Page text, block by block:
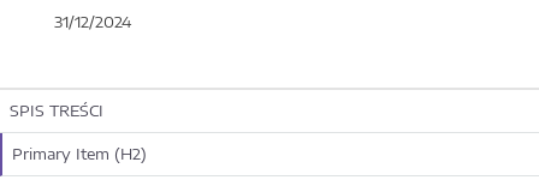
31/12/2024
SPIS TREŚCI
Primary Item (H2)